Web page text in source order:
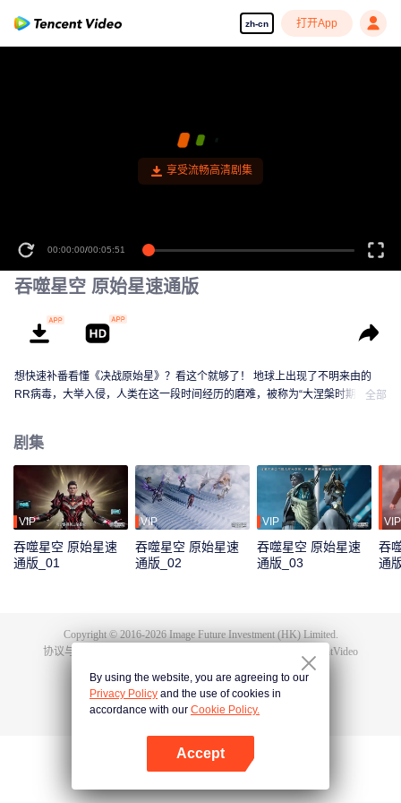
zh-cn 打开App
享受流畅高清剧集
00:00:00/00:05:51
吞噬星空 原始星速通版
想快速补番看懂《决战原始星》？看这个就够了！ 地球上出现了不明来由的
RR病毒，大举入侵，人类在这一段时间经历的磨难，被称为“大涅槃时期”。在
是外部环境无形中对他施加的影响。家庭拮据，父母无法给予他更多帮助，只
能依靠自己的努力。最终，在不断的艰苦磨砺下，罗峰不断发掘自身潜能，得
到了能力提升和自我价值的认可。
全部
剧集
VIP
吞噬星空 原始星速
通版_01
VIP
吞噬星空 原始星速
通版_02
VIP
吞噬星空 原始星速
通版_03
VIP
吞
通
Copyright © 2016-2026Image Future Investment (HK) Limited.
协议与条款
TencentVideo
By using the website, you are agreeing to our
Privacy Policy and the use of cookies in
accordance with our Cookie Policy.
Accept